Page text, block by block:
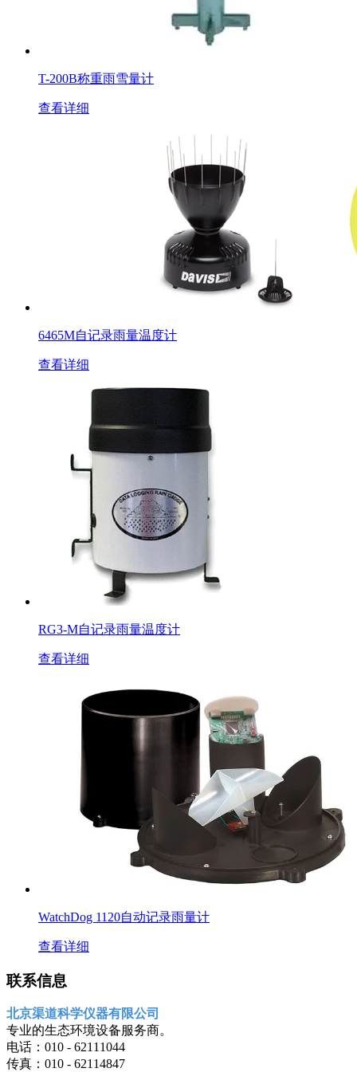
T-200B称重雨雪量计
查看详细
6465M自记录雨量温度计
查看详细
RG3-M自记录雨量温度计
查看详细
WatchDog 1120自动记录雨量计
查看详细
联系信息
北京渠道科学仪器有限公司
专业的生态环境设备服务商。
电话：010 - 62111044
传真：010 - 62114847